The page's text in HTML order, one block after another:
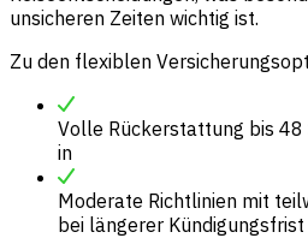
unsicheren Zeiten wichtig ist.
Zu den flexiblen
Volle Rückerstattung bis 48
in
Moderate Richtlinien mit
bei längerer Kündigungsfrist